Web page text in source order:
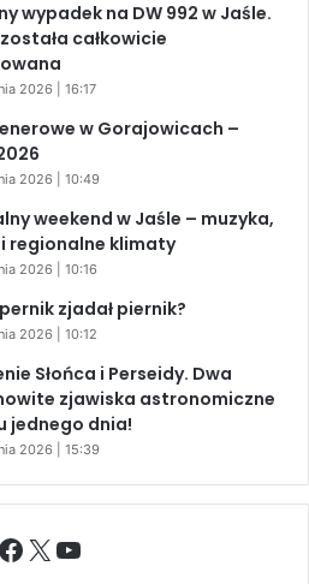
wypadek na DW 992 w Jaśle.
całkowicie
2026 | 16:17
w Gorajowicach –
2026 | 10:49
weekend w Jaśle – muzyka,
regionalne klimaty
2026 | 10:16
zjadał piernik?
2026 | 10:12
Słońca i Perseidy. Dwa
zjawiska astronomiczne
jednego dnia!
2026 | 15:39
Facebook
X YouTube